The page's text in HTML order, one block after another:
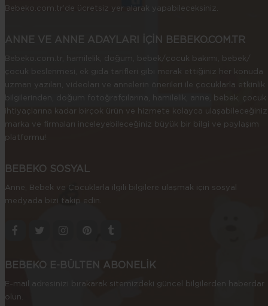
Bebeko.com.tr’de ücretsiz yer alarak yapabileceksiniz.
ANNE VE ANNE ADAYLARI İÇİN BEBEKO.COM.TR
Bebeko.com.tr, hamilelik, doğum, bebek/çocuk bakımı, bebek/
çocuk beslenmesi, ek gıda tarifleri gibi merak ettiğiniz her konuda
uzman yazıları, videoları ve annelerin önerileri ile çocuklarla etkinlik
bilgilerinden, doğum fotoğrafçılarına, hamilelik, anne, bebek, çocuk
ihtiyaçlarına kadar birçok ürün ve hizmete kolayca ulaşabileceğiniz
marka ve firmaları inceleyebileceğiniz büyük bir bilgi ve paylaşım
platformu!
BEBEKO SOSYAL
Anne, Bebek ve Çocuklarla ilgili bilgilere ulaşmak için sosyal
medyada bizi takip edin.
BEBEKO E-BÜLTEN ABONELİK
E-mail adresinizi bırakarak sitemizdeki güncel bilgilerden haberdar
olun.